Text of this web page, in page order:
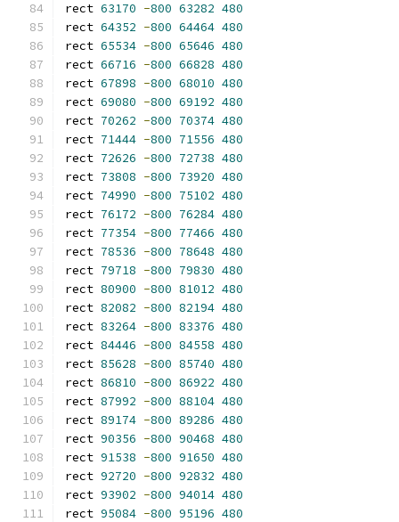
rect 63170 -800 63282 480
rect 64352 -800 64464 480
rect 65534 -800 65646 480
rect 66716 -800 66828 480
rect 67898 -800 68010 480
rect 69080 -800 69192 480
rect 70262 -800 70374 480
rect 71444 -800 71556 480
rect 72626 -800 72738 480
rect 73808 -800 73920 480
rect 74990 -800 75102 480
rect 76172 -800 76284 480
rect 77354 -800 77466 480
rect 78536 -800 78648 480
rect 79718 -800 79830 480
rect 80900 -800 81012 480
rect 82082 -800 82194 480
rect 83264 -800 83376 480
rect 84446 -800 84558 480
rect 85628 -800 85740 480
rect 86810 -800 86922 480
rect 87992 -800 88104 480
rect 89174 -800 89286 480
rect 90356 -800 90468 480
rect 91538 -800 91650 480
rect 92720 -800 92832 480
rect 93902 -800 94014 480
rect 95084 -800 95196 480